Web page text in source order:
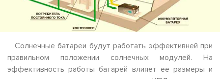
Солнечные батареи будут работать эффективней при
правильном положении солнечных модулей. На
эффективность работы батарей влияет ее размеры и